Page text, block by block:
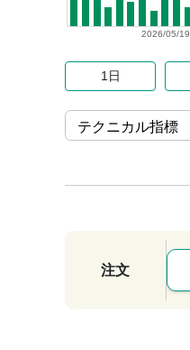
2026/05/19
1日
テクニカル指標
注文